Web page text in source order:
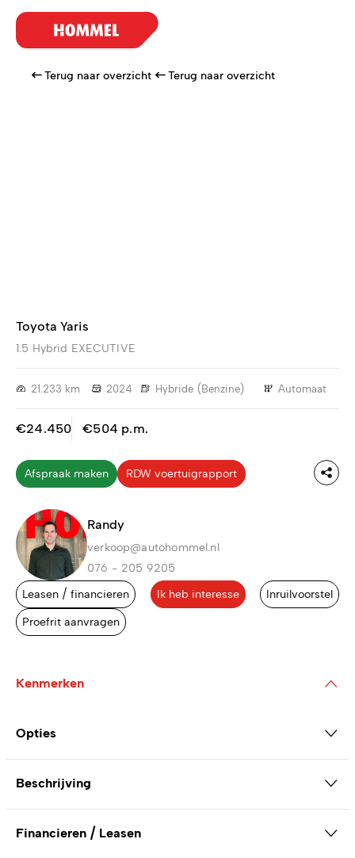
Terug naar overzicht Terug naar overzicht
Toyota Yaris
1.5 Hybrid EXECUTIVE
21.233 km 2024 Hybride (Benzine) Automaat
€24.450 €504 p.m.
Afspraak maken RDW voertuigrapport
Leasen / financieren Ik heb interesse Inruilvoorstel
Proefrit aanvragen
Randy
verkoop@autohommel.nl
076 - 205 9205
Kenmerken
Opties
Beschrijving
Financieren / Leasen